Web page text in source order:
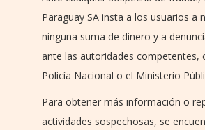
Paraguay SA insta a los usuarios a
ninguna suma de dinero y a
ante las autoridades competentes,
Policía Nacional o el Ministerio
Para obtener más información o
actividades sospechosas, se